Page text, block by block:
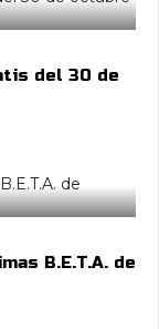
del 30 de
B.E.T.A. de